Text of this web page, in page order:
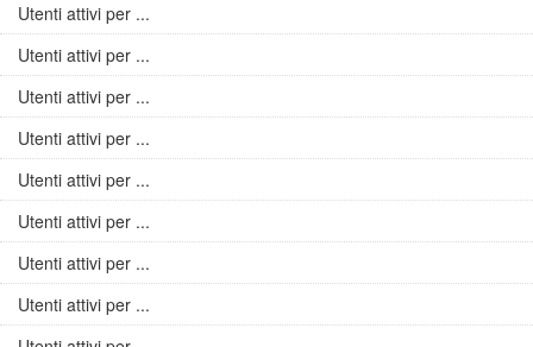
Utenti attivi per ...
Utenti attivi per ...
Utenti attivi per ...
Utenti attivi per ...
Utenti attivi per ...
Utenti attivi per ...
Utenti attivi per ...
Utenti attivi per ...